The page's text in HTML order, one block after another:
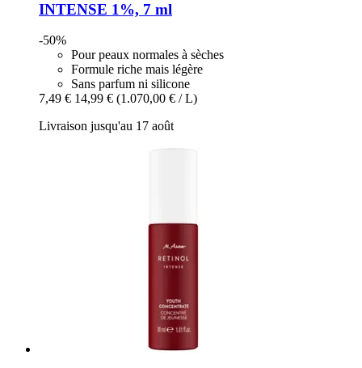
INTENSE 1%, 7 ml
-50%
Pour peaux normales à sèches
Formule riche mais légère
Sans parfum ni silicone
7,49 € 14,99 € (1.070,00 € / L)
Livraison jusqu'au 17 août